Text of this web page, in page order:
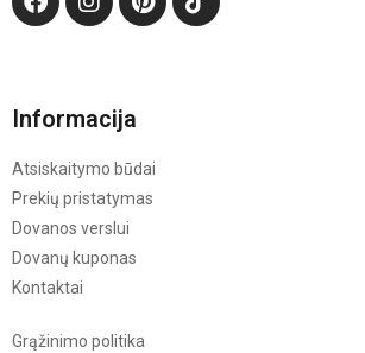
Informacija
Atsiskaitymo būdai
Prekių pristatymas
Dovanos verslui
Dovanų kuponas
Kontaktai
Grąžinimo politika